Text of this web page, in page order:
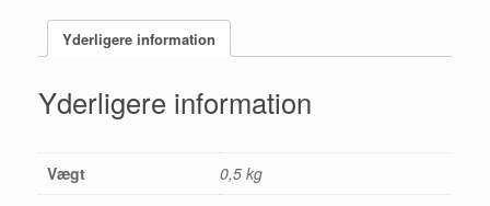
Yderligere information
Yderligere information
Vægt 0,5 kg